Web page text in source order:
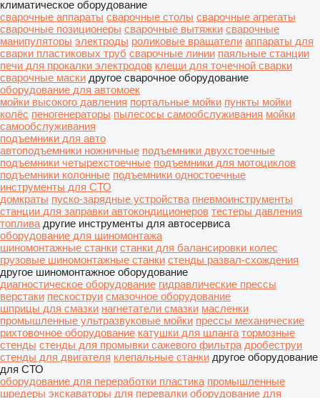
климатическое оборудование
сварочные аппараты сварочные столы сварочные агрегаты
сварочные позиционеры сварочные вытяжки сварочные
манипуляторы электроды роликовые вращатели аппараты для
сварки пластиковых труб сварочные линии паяльные станции
печи для прокалки электродов клещи для точечной сварки
сварочные маски другое сварочное оборудование
оборудование для автомоек
мойки высокого давления портальные мойки пункты мойки
колёс пеногенераторы пылесосы самообслуживания мойки
самообслуживания
подъемники для авто
автоподъемники ножничные подъемники двухстоечные
подъемники четырехстоечные подъемники для мотоциклов
подъемники колонные подъемники одностоечные
инструменты для СТО
домкраты пуско-зарядные устройства пневмоинструменты
станции для заправки автокондиционеров тестеры давления
топлива другие инструменты для автосервиса
оборудование для шиномонтажа
шиномонтажные станки станки для балансировки колес
грузовые шиномонтажные станки стенды развал-схождения
другое шиномонтажное оборудование
диагностическое оборудование гидравлические прессы
верстаки пескоструи смазочное оборудование
шприцы для смазки нагнетатели смазки масленки
промышленные ультразвуковые мойки прессы механические
рихтовочное оборудование катушки для шланга тормозные
стенды стенды для промывки сажевого фильтра дробеструи
стенды для двигателя клепальные станки другое оборудование
для СТО
оборудование для переработки пластика промышленные
шредеры экскаваторы для перевалки оборудование для